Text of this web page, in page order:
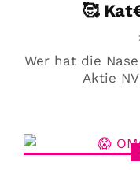
🥰
Wer hat die
Aktie